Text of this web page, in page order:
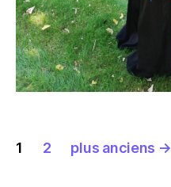
Pagination
des
1 2 plus anciens →